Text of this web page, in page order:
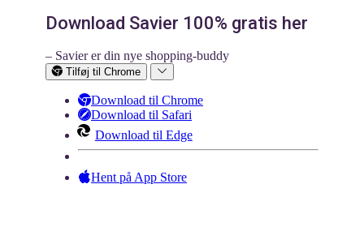
Download Savier 100% gratis her
– Savier er din nye shopping-buddy
Tilføj til Chrome
Download til Chrome
Download til Safari
Download til Edge
Hent på App Store